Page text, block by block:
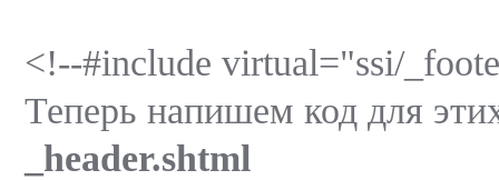
<!--#include virtual="ssi/
Теперь напишем код для
_header.shtml